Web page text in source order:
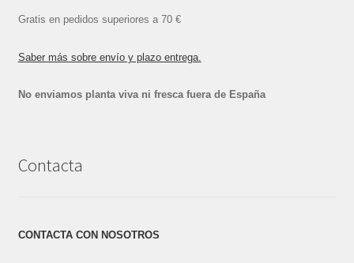
Gratis en pedidos superiores a 70 €
Saber más sobre envío y plazo entrega.
No enviamos planta viva ni fresca fuera de España
Contacta
CONTACTA CON NOSOTROS